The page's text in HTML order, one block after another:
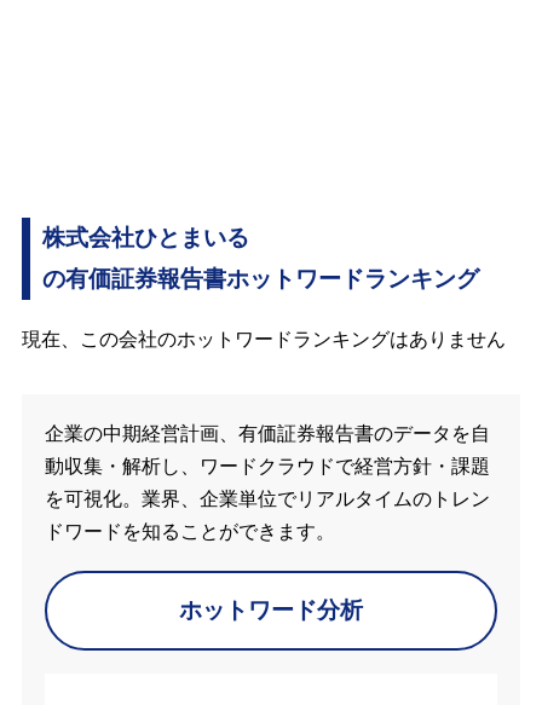
株式会社ひとまいる
の有価証券報告書ホットワードランキング
現在、この会社のホットワードランキングはありません
企業の中期経営計画、有価証券報告書のデータを自
動収集・解析し、ワードクラウドで経営方針・課題
を可視化。業界、企業単位でリアルタイムのトレン
ドワードを知ることができます。
ホットワード分析